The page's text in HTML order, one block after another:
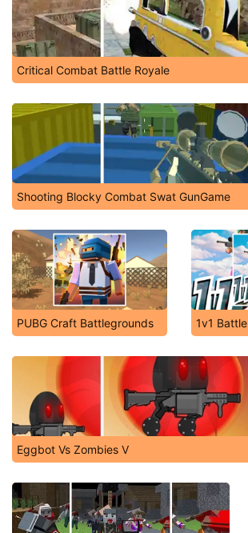
Critical Combat Battle Royale
Shooting Blocky Combat Swat GunGame
PUBG Craft Battlegrounds 1v1 Battle
Eggbot Vs Zombies V